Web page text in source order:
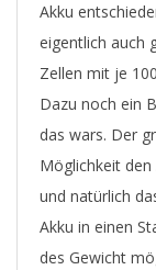
Akku
eigentlich auch
Zellen mit je
Dazu noch ein
das wars. Der
Möglichkeit
und natürlich
Akku in einen
des Gewicht